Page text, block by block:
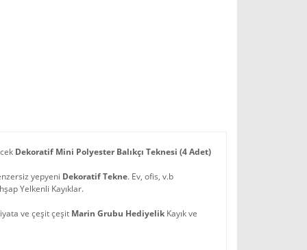
Dekoratif Mini Polyester Balıkçı Teknesi (4 Adet)
yepyeni Dekoratif Tekne. Ev, ofis, v.b
Yelkenli Kayıklar.
ve çeşit çeşit Marin Grubu Hediyelik Kayık ve